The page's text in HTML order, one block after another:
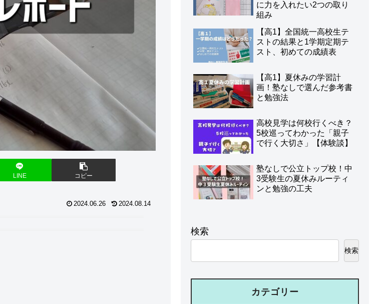
LINE コピー
2024.06.26 2024.08.14
に力を入れたい2つの取り
組み
【高1】全国統一高校生テ
ストの結果と1学期定期テ
スト、初めての成績表
【高1】夏休みの学習計
画！塾なしで選んだ参考書
と勉強法
高校見学は何校行くべき？
5校巡ってわかった「親子
で行く大切さ」【体験談】
塾なしで公立トップ校！中
3受験生の夏休みルーティ
ンと勉強の工夫
検索
検索
カテゴリー